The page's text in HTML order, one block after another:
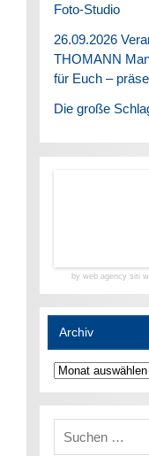
Foto-Studio
26.09.2026
THOMANN
für Euch –
Die große
by web agency siti
Archiv
Archiv